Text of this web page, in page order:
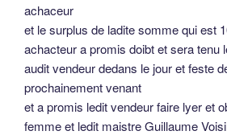
achaceur
et le surplus de ladite somme qui est
achacteur a promis doibt et sera tenu
audit vendeur dedans le jour et feste
prochainement venant
et a promis ledit vendeur faire lyer et
femme et ledit maistre Guillaume